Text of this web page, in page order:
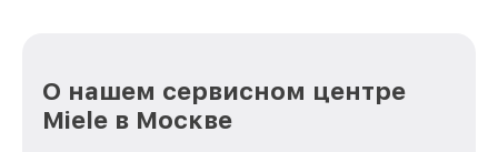
О нашем сервисном центре
Miele в Москве